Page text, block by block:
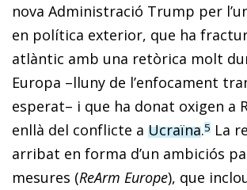
nova Administració Trump per
en política exterior, que ha
atlàntic amb una retòrica molt
Europa –lluny de l’enfocament
esperat– i que ha donat oxigen a
enllà del conflicte a Ucraïna.5 La
arribat en forma d’un ambiciós
mesures (ReArm Europe), que